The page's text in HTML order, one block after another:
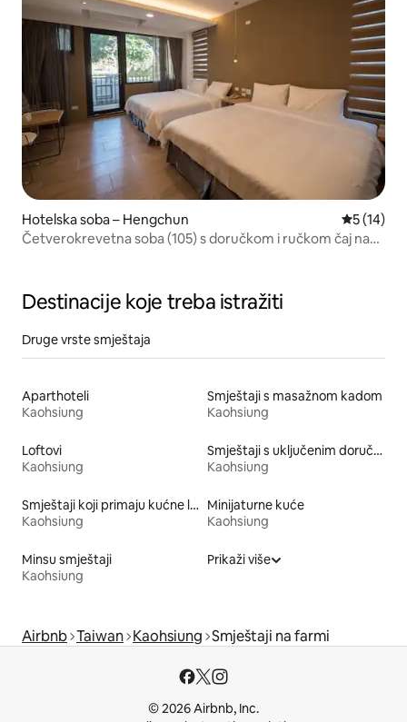
Hotelska soba – Hengchun Prosječna
5 (14)
Četverokrevetna soba (105) s doručkom i ručkom čaj na
Destinacije koje treba istražiti
Druge vrste smještaja
Aparthoteli
Kaohsiung
Smještaji s masažnom kadom
Kaohsiung
Loftovi
Kaohsiung
Smještaji s uključenim doručkom
Kaohsiung
Smještaji koji primaju kućne ljubimce
Kaohsiung
Minijaturne kuće
Kaohsiung
Minsu smještaji
Kaohsiung
Prikaži više
Airbnb Taiwan Kaohsiung Smještaji na farmi
© 2026 Airbnb, Inc.